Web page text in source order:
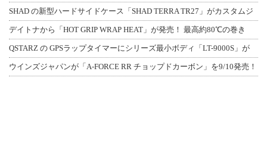
SHAD の新型ハードサイドケース「SHAD TERRA TR27」がカスタムジ
デイトナから「HOT GRIP WRAP HEAT」が発売！ 最高約80℃の巻き
QSTARZ の GPSラップタイマーにシリーズ最小ボディ「LT-9000S」が
ウインズジャパンが「A-FORCE RR チョップドカーボン」を9/10発売！